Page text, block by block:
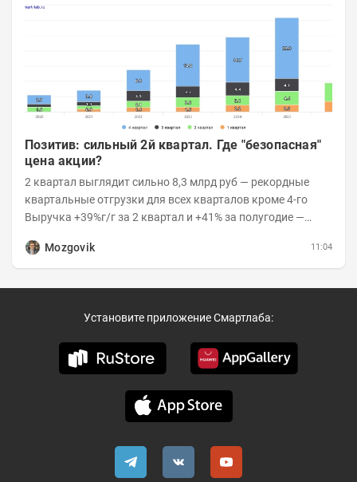
Позитив: сильный 2й квартал. Где "безопасная"
цена акции?
2 квартал выглядит сильно 8,3 млрд руб — рекордные
квартальные отгрузки для всех кварталов кроме 4-го
Выручка +39%г/г за 2 квартал и +41% за полугодие —
Mozgovik
11:04
Установите приложение Смартлаба: